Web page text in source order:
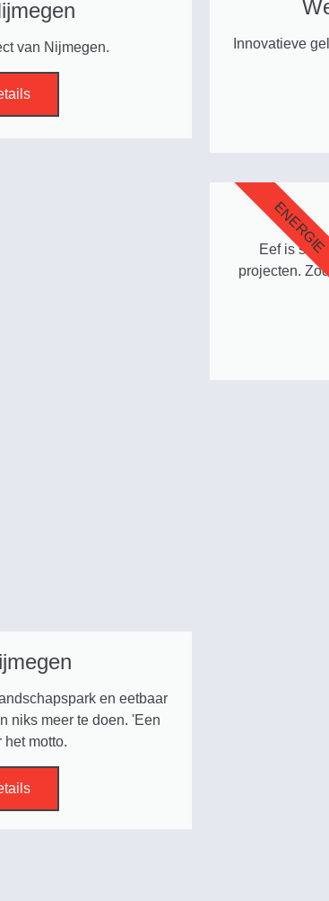
van Nijmegen.
Innovatieve
en eetbaar
niks meer te doen. 'Een
motto.
Eef is
projecten.
ENERGIE